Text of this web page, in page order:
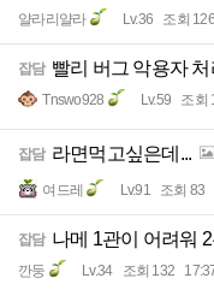
얄라리얄라 Lv.36 조회 126
잡담 빨리 버그 악용자
Tnswo928 Lv.59 조회
잡담 라면먹고싶은데...
여드레 Lv.91 조회 83
잡담 나메 1관이 어려워
깐둥 Lv.34 조회 132